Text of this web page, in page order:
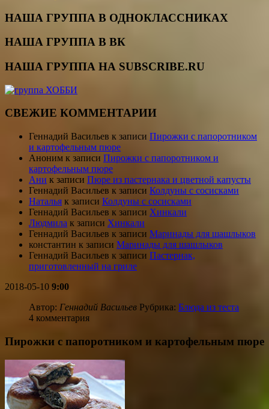
НАША ГРУППА В ОДНОКЛАССНИКАХ
НАША ГРУППА В ВК
НАША ГРУППА НА SUBSCRIBE.RU
СВЕЖИЕ КОММЕНТАРИИ
Геннадий Васильев к записи Пирожки с папоротником
и картофельным пюре
Аноним к записи Пирожки с папоротником и
картофельным пюре
Ани к записи Пюре из пастернака и цветной капусты
Геннадий Васильев к записи Колдуны с сосисками
Наталья к записи Колдуны с сосисками
Геннадий Васильев к записи Хинкали
Людмила к записи Хинкали
Геннадий Васильев к записи Маринады для шашлыков
константин к записи Маринады для шашлыков
Геннадий Васильев к записи Пастернак,
приготовленный на гриле
2018-05-10 9:00
Автор: Геннадий Васильев Рубрика: Блюда из теста
4 комментария
Пирожки с папоротником и картофельным пюре